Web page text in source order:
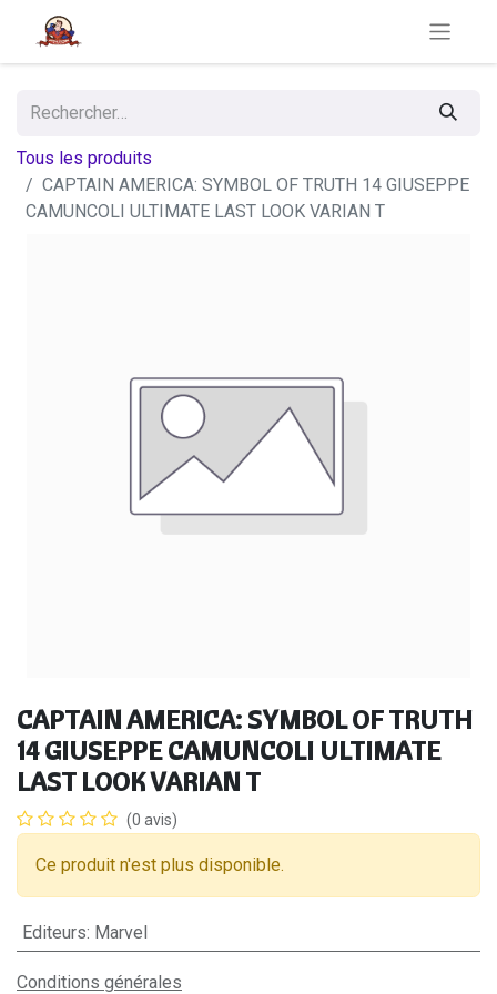
Tous les produits
CAPTAIN AMERICA: SYMBOL OF TRUTH 14 GIUSEPPE
CAMUNCOLI ULTIMATE LAST LOOK VARIAN T
CAPTAIN AMERICA: SYMBOL OF TRUTH
14 GIUSEPPE CAMUNCOLI ULTIMATE
LAST LOOK VARIAN T
(0 avis)
Ce produit n'est plus disponible.
Editeurs: Marvel
Conditions générales